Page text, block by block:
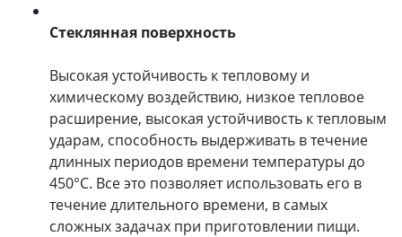
Стеклянная поверхность
Высокая устойчивость к тепловому и
химическому воздействию, низкое тепловое
расширение, высокая устойчивость к тепловым
ударам, способность выдерживать в течение
длинных периодов времени температуры до
450°C. Все это позволяет использовать его в
течение длительного времени, в самых
сложных задачах при приготовлении пищи.